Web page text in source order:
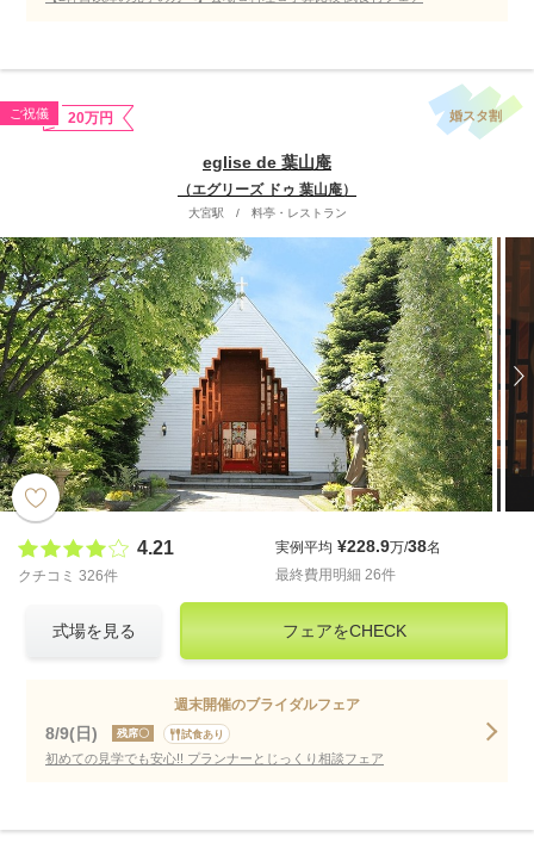
ご祝儀 20万円 婚スタ割
eglise de 葉山庵
（エグリーズ ドゥ 葉山庵）
大宮駅 / 料亭・レストラン
4.21
クチコミ 326件
実例平均 ¥228.9万/38名
最終費用明細 26件
式場を見る フェアをCHECK
週末開催のブライダルフェア
8/9(日) 残席〇 試食あり
初めての見学でも安心!! プランナーとじっくり相談フェア